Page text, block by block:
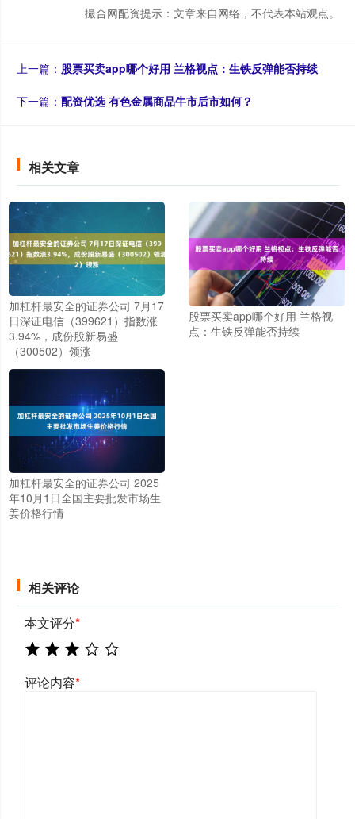
撮合网配资提示：文章来自网络，不代表本站观点。
上一篇： 股票买卖app哪个好用 兰格视点：生铁反弹能否持续
下一篇： 配资优选 有色金属商品牛市后市如何？
相关文章
加杠杆最安全的证券公司 7月17
日深证电信（399621）指数涨
3.94%，成份股新易盛
（300502）领涨
股票买卖app哪个好用 兰格视
点：生铁反弹能否持续
加杠杆最安全的证券公司 2025
年10月1日全国主要批发市场生
姜价格行情
相关评论
本文评分*
评论内容*